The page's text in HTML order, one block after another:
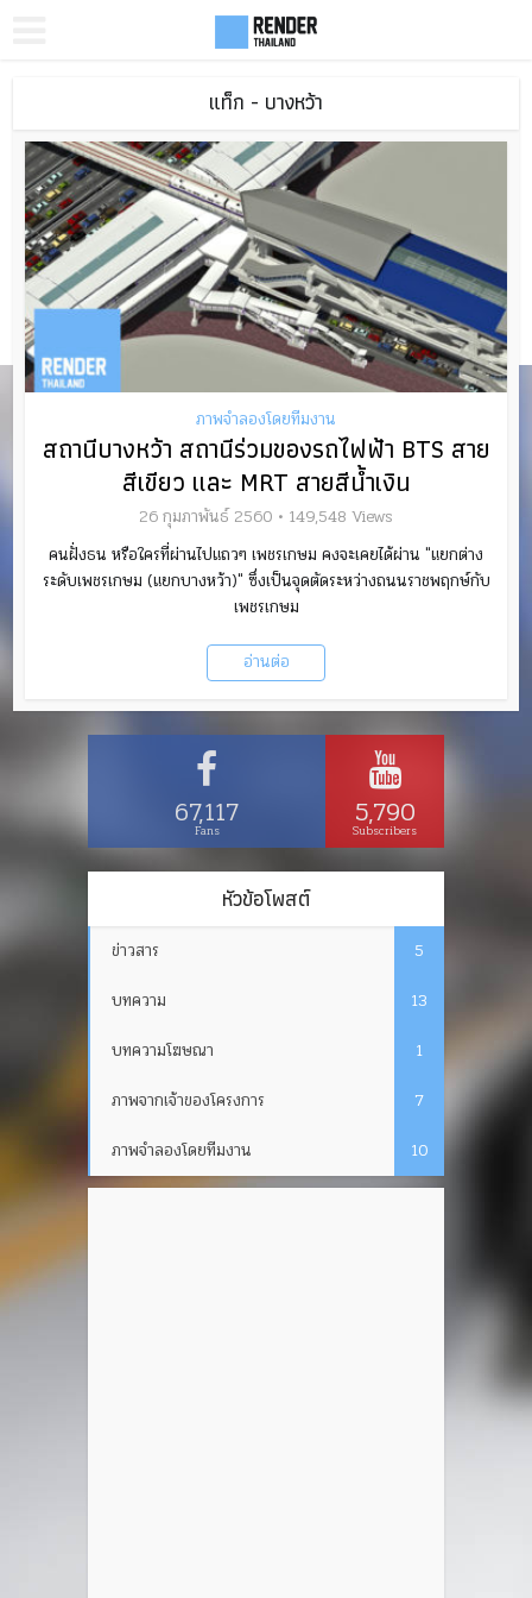
แท็ก - บางหว้า
ภาพจำลองโดยทีมงาน
สถานีบางหว้า สถานีร่วมของรถไฟฟ้า BTS สาย
สีเขียว และ MRT สายสีน้ำเงิน
26 กุมภาพันธ์ 2560
149,548 Views
คนฝั่งธน หรือใครที่ผ่านไปแถวๆ เพชรเกษม คงจะเคยได้ผ่าน "แยกต่าง
ระดับเพชรเกษม (แยกบางหว้า)" ซึ่งเป็นจุดตัดระหว่างถนนราชพฤกษ์กับ
เพชรเกษม
อ่านต่อ
67,117
Fans 5,790
Subscribers
หัวข้อโพสต์
ข่าวสาร
5
บทความ
13
บทความโฆษณา
1
ภาพจากเจ้าของโครงการ
7
ภาพจำลองโดยทีมงาน
10